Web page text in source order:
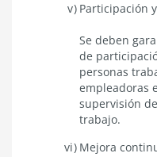
Participación
Se deben
de
personas
empleadoras
supervisión
trabajo.
Mejora